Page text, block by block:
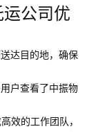
公司优
达目的地，确保
效的工作团队，